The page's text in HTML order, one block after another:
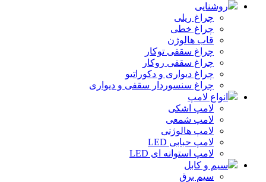
روشنایی
چراغ ریلی
چراغ خطی
قاب هالوژن
چراغ سقفی توکار
چراغ سقفی روکار
چراغ دیواری و دکوراتیو
چراغ سنسوردار سقفی و دیواری
انواع لامپ
لامپ اشکی
لامپ شمعی
لامپ هالوژنی
لامپ حبابی LED
لامپ استوانه ای LED
سیم و کابل
سیم برق